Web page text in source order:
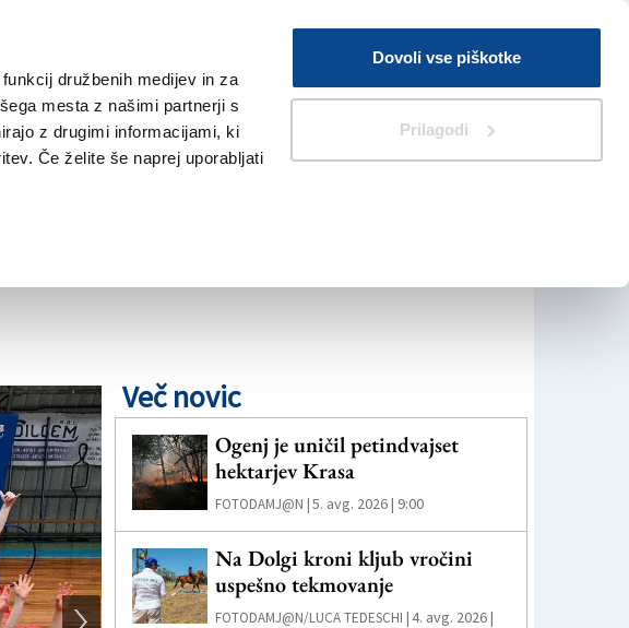
družbenih medijev in za
mesta z našimi partnerji s
z drugimi informacijami, ki
Če želite še naprej uporabljati
Dovoli vse piškotke
Prilagodi
V Kioskih
Iskanje
ŠPORT ŠE
Več novic
Ogenj je uničil petindvajset
hektarjev Krasa
FOTODAMJ@N |5. avg. 2026 | 9:00
Na Dolgi kroni kljub vročini
uspešno tekmovanje
FOTODAMJ@N/LUCA TEDESCHI |4. avg. 2026 |